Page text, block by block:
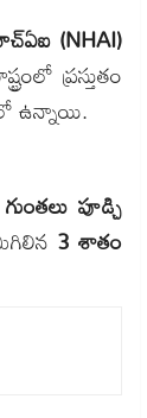
(NHAI)
ప్రస్తుతం
ఉన్నాయి.
పూడ్చి
3 శాతం